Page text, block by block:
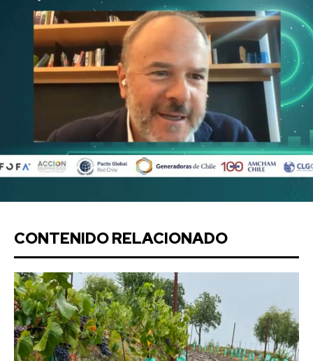
CONTENIDO RELACIONADO